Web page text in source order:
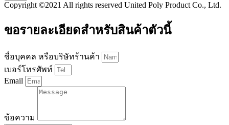
Copyright ©2021 All rights reserved United Poly Product Co., Ltd.
ขอรายละเอียดสำหรับสินค้าตัวนี้
ชื่อบุคคล หรือบริษัทร้านค้า
เบอร์โทรศัพท์
Email
ข้อความ